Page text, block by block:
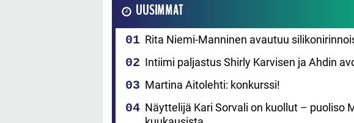
UUSIMMAT
Rita Niemi-Manninen avautuu
Intiimi paljastus Shirly Karvisen ja Ahdin
Martina Aitolehti: konkurssi!
Näyttelijä Kari Sorvali on kuollut – puoliso